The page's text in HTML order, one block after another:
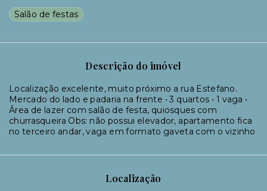
Salão de festas
Descrição do imóvel
Localização excelente, muito próximo a rua Estefano.
Mercado do lado e padaria na frente • 3 quartos • 1 vaga •
Área de lazer com salão de festa, quiosques com
churrasqueira Obs: não possui elevador, apartamento fica
no terceiro andar, vaga em formato gaveta com o vizinho
Localização